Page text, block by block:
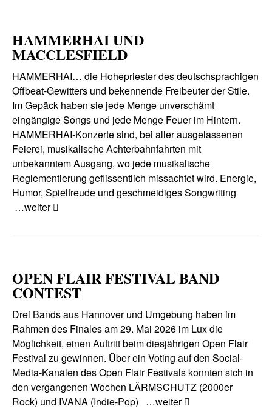
HAMMERHAI UND
MACCLESFIELD
HAMMERHAI… die Hohepriester des deutschsprachigen
Offbeat-Gewitters und bekennende Freibeuter der Stile.
Im Gepäck haben sie jede Menge unverschämt
eingängige Songs und jede Menge Feuer im Hintern.
HAMMERHAI-Konzerte sind, bei aller ausgelassenen
Feierei, musikalische Achterbahnfahrten mit
unbekanntem Ausgang, wo jede musikalische
Reglementierung geflissentlich missachtet wird. Energie,
Humor, Spielfreude und geschmeidiges Songwriting
…weiter
OPEN FLAIR FESTIVAL BAND
CONTEST
Drei Bands aus Hannover und Umgebung haben im
Rahmen des Finales am 29. Mai 2026 im Lux die
Möglichkeit, einen Auftritt beim diesjährigen Open Flair
Festival zu gewinnen. Über ein Voting auf den Social-
Media-Kanälen des Open Flair Festivals konnten sich in
den vergangenen Wochen LÄRMSCHUTZ (2000er
Rock) und IVANA (Indie-Pop) …weiter